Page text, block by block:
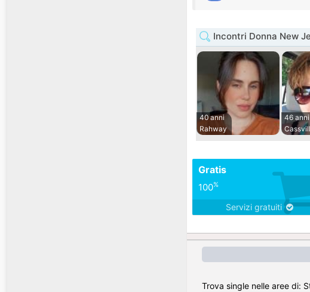
Incontri Donna New
40 anni
Rahway
46 anni
Gratis
100%
Servizi gratuiti
Trova single nelle aree di: